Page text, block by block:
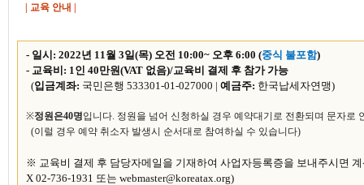
| 교육 안내 |
- 일시: 2022년 11월 3일(목) 오전 10:00~ 오후 6:00 (중식 불포함)
- 교육비: 1인 40만원(VAT 없음)/교육비 결제 후 참가 가능
(입금계좌: 국민은행 533301-01-027000 | 예금주: 한국납세자연맹)
※정원은40명입니다. 정원을 넘어 신청하실 경우 예약대기로 전환되며 문자로
(이럴 경우 예약 취소자 발생시 순서대로 참여하실 수 있습니다)
※ 교육비 결제 후 담당자메일을 기재하여 사업자등록증을 보내주시면
X 02-736-1931 또는 webmaster@koreatax.org)